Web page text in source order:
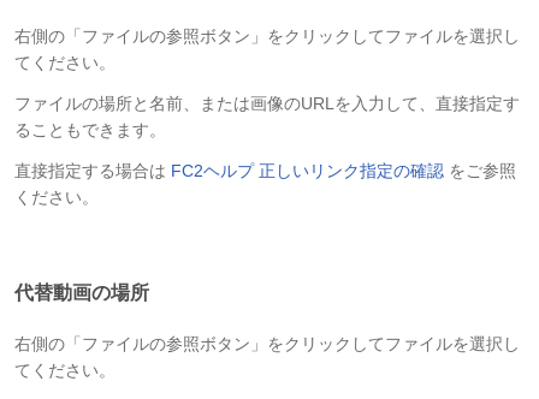
右側の「ファイルの参照ボタン」をクリックしてファイルを選択し
てください。
ファイルの場所と名前、または画像のURLを入力して、直接指定す
ることもできます。
直接指定する場合は FC2ヘルプ 正しいリンク指定の確認 をご参照
ください。
代替動画の場所
右側の「ファイルの参照ボタン」をクリックしてファイルを選択し
てください。